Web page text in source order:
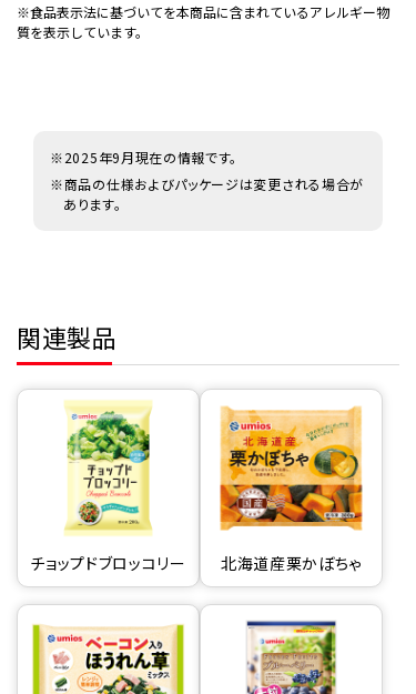
※食品表示法に基づいてを本商品に含まれているアレルギー物
質を表示しています。
※2025年9月現在の情報です。
※商品の仕様およびパッケージは変更される場合が
あります。
関連製品
チョップドブロッコリー 北海道産栗かぼちゃ